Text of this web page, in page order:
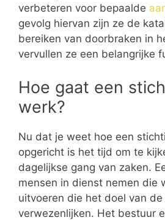
verbeteren voor bepaalde
gevolg hiervan zijn ze de
bereiken van doorbraken in
vervullen ze een belangrijke
Hoe gaat een
werk?
Nu dat je weet hoe een
opgericht is het tijd om te
dagelijkse gang van zaken.
mensen in dienst nemen die
uitvoeren die het doel van
verwezenlijken. Het bestuur